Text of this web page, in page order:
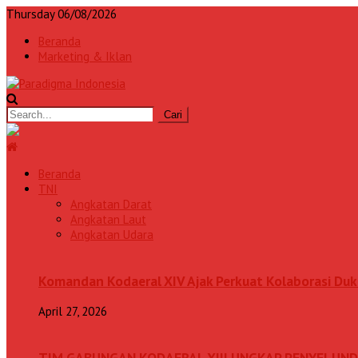
Thursday 06/08/2026
Beranda
Marketing & Iklan
Beranda
TNI
Angkatan Darat
Angkatan Laut
Angkatan Udara
Komandan Kodaeral XIV Ajak Perkuat Kolaborasi
April 27, 2026